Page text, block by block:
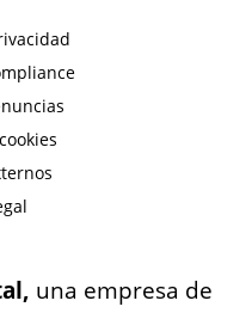
una empresa de